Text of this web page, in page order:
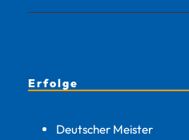
Erfolge
Deutscher Meister